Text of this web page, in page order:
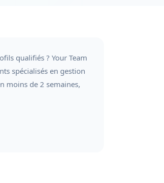
qualifiés ? Your Team
spécialisés en gestion
moins de 2 semaines,